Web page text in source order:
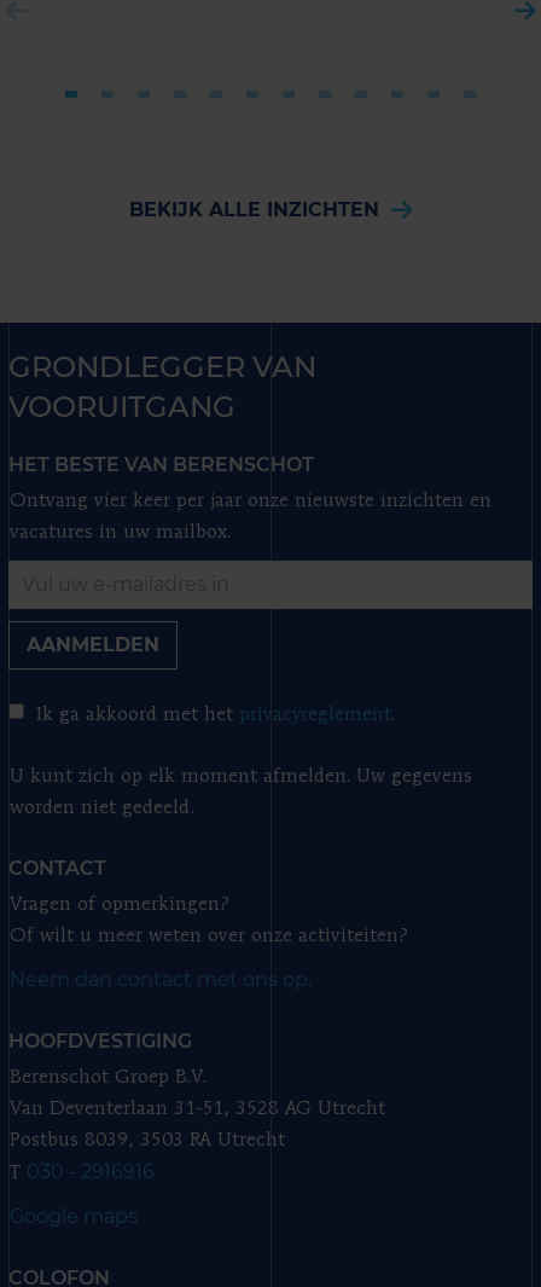
BEKIJK ALLE INZICHTEN
GRONDLEGGER VAN
VOORUITGANG
HET BESTE VAN BERENSCHOT
Ontvang vier keer per jaar onze nieuwste inzichten en
vacatures in uw mailbox.
AANMELDEN
Ik ga akkoord met het privacyreglement.
U kunt zich op elk moment afmelden. Uw gegevens
worden niet gedeeld.
CONTACT
Vragen of opmerkingen?
Of wilt u meer weten over onze activiteiten?
Neem dan contact met ons op.
HOOFDVESTIGING
Berenschot Groep B.V.
Van Deventerlaan 31-51, 3528 AG Utrecht
Postbus 8039, 3503 RA Utrecht
T 030 - 2916916
Google maps
COLOFON